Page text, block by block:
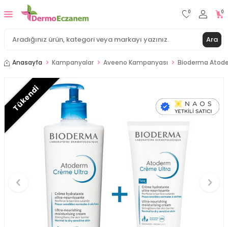
Ara
0 0
Anasayfa Kampanyalar Aveeno Kampanyası Bioderma
Tükendi